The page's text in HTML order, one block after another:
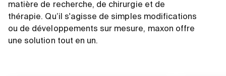
matière de recherche, de chirurgie et de
thérapie. Qu’il s'agisse de simples modifications
ou de développements sur mesure, maxon offre
une solution tout en un.